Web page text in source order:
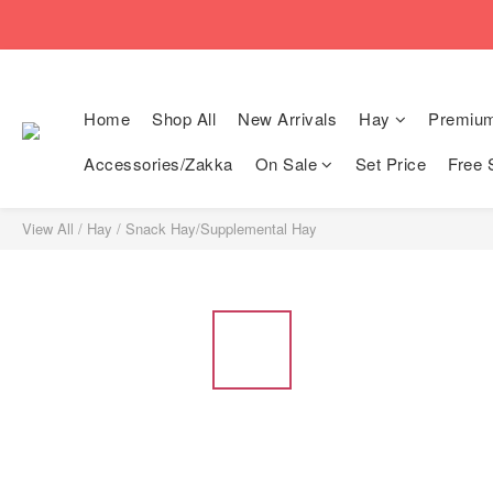
🚚Free local
🚚Free local
Home Shop All New Arrivals Hay
Accessories/Zakka
On Sale Set Price Free
View All / Hay / Snack Hay/Supplemental Hay